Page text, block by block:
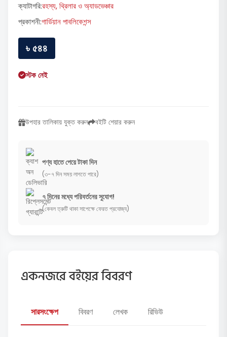
ক্যাটাগরি:রহস্য, থ্রিলার ও অ্যাডভেঞ্চার
প্রকাশনী:গার্ডিয়ান পাবলিকেশন্স
৳ ৫৪৪
স্টক নেই
উপহার তালিকায় যুক্ত করুন বইটি শেয়ার করুন
পণ্য হাতে পেয়ে টাকা দিন
(৩-৭ দিন সময় লাগতে পারে)
৭ দিনের মধ্যে পরিবর্তনের সুযোগ!
(কেবল ত্রুটি থাকা সাপেক্ষে ফেরত প্রযোজ্য)
একনজরে বইয়ের বিবরণ
সারসংক্ষেপ বিবরণ লেখক রিভিউ